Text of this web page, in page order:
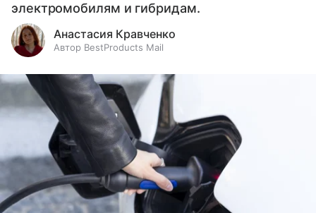
электромобилям и гибридам.
Анастасия Кравченко
Автор BestProducts Mail